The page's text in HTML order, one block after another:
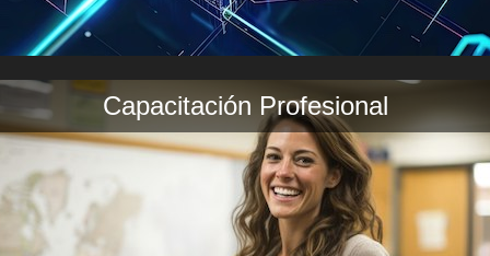
Capacitación Profesional